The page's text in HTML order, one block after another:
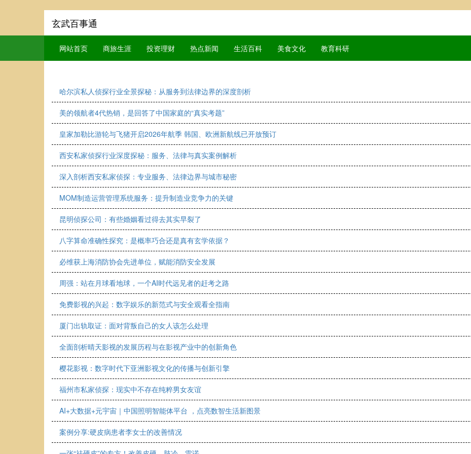
玄武百事通
网站首页 商旅生涯 投资理财 热点新闻 生活百科 美食文化 教育科研
哈尔滨私人侦探行业全景探秘：从服务到法律边界的深度剖析
美的领航者4代热销，是回答了中国家庭的“真实考题”
皇家加勒比游轮与飞猪开启2026年航季 韩国、欧洲新航线已开放预订
西安私家侦探行业深度探秘：服务、法律与真实案例解析
深入剖析西安私家侦探：专业服务、法律边界与城市秘密
MOM制造运营管理系统服务：提升制造业竞争力的关键
昆明侦探公司：有些婚姻看过得去其实早裂了
八字算命准确性探究：是概率巧合还是真有玄学依据？
必维获上海消防协会先进单位，赋能消防安全发展
周强：站在月球看地球，一个AI时代远见者的赶考之路
免费影视的兴起：数字娱乐的新范式与安全观看全指南
厦门出轨取证：面对背叛自己的女人该怎么处理
全面剖析晴天影视的发展历程与在影视产业中的创新角色
樱花影视：数字时代下亚洲影视文化的传播与创新引擎
福州市私家侦探：现实中不存在纯粹男女友谊
AI+大数据+元宇宙｜中国照明智能体平台 ，点亮数智生活新图景
案例分享:硬皮病患者李女士的改善情况